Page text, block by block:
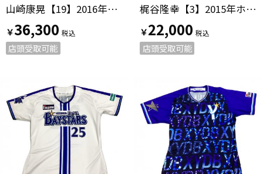
山崎康晃【19】2016年ビジター
￥36,300
店頭受取可能
梶谷隆幸【3】2015年ホーム
￥22,000
店頭受取可能